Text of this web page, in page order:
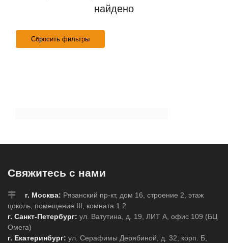
найдено
Сбросить фильтры
Свяжитесь с нами
г. Москва: Рязанский пр-кт, дом 16, строение 2, этаж
цоколь, помещение III, комната 1.2
г. Санкт-Петербург: ул. Ватутина, д. 19, ЛИТ А, офис 109 (БЦ
Омега)
г. Екатеринбург: ул. Серафимы Дерябиной, д. 32, корп. Б,